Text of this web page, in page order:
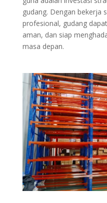
gudang. Dengan bekerja
profesional, gudang
aman, dan siap
masa depan.